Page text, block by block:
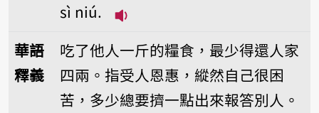
sì niú.
華語
釋義
吃了他人一斤的糧食，最少得還人家
四兩。指受人恩惠，縱然自己很困
苦，多少總要擠一點出來報答別人。